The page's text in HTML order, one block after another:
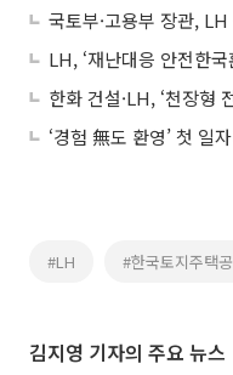
LH, ‘재난대응 안전한
‘경험 無도 환영’ 첫 일
#LH #한국토지주택
김지영 기자의 주요 뉴스